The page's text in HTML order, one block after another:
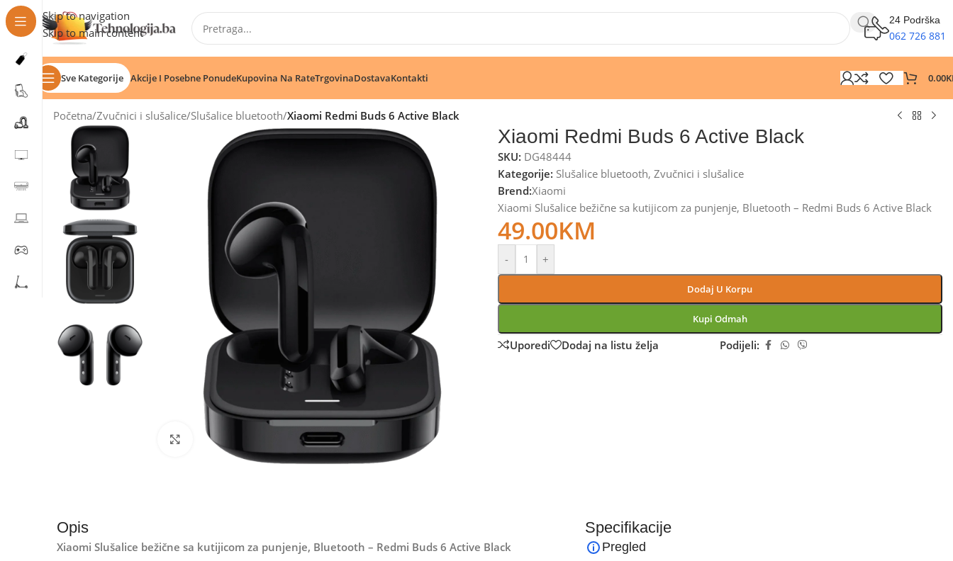
Skip to navigation
Skip to main content
24 Podrška
062 726 881
Sve Kategorije Akcije I Posebne PonudeKupovina Na RateTrgovinaDostavaKontakti 0.00
Početna/Zvučnici i slušalice/Slušalice bluetooth/Xiaomi Redmi Buds 6 Active Black
Kliknite za uvećanje
Xiaomi Redmi Buds 6 Active Black
SKU: DG48444
Kategorije: Slušalice bluetooth, Zvučnici i slušalice
Brend:Xiaomi
Xiaomi Slušalice bežične sa kutijicom za punjenje, Bluetooth – Redmi Buds 6 Active Black
49.00KM
- +
Dodaj U Korpu
Kupi Odmah
Uporedi Dodaj na listu želja Podijeli:
Opis
Xiaomi Slušalice bežične sa kutijicom za punjenje, Bluetooth – Redmi Buds 6 Active Black
Specifikacije
Pregled